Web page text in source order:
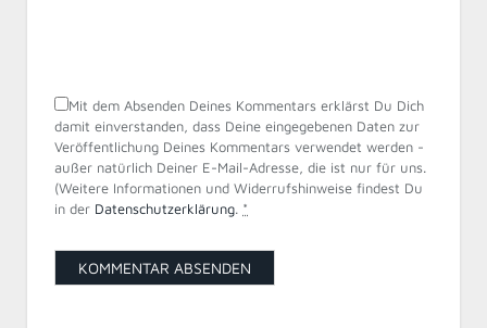
Mit dem Absenden Deines Kommentars erklärst Du Dich
damit einverstanden, dass Deine eingegebenen Daten zur
Veröffentlichung Deines Kommentars verwendet werden -
außer natürlich Deiner E-Mail-Adresse, die ist nur für uns.
(Weitere Informationen und Widerrufshinweise findest Du
in der Datenschutzerklärung. *